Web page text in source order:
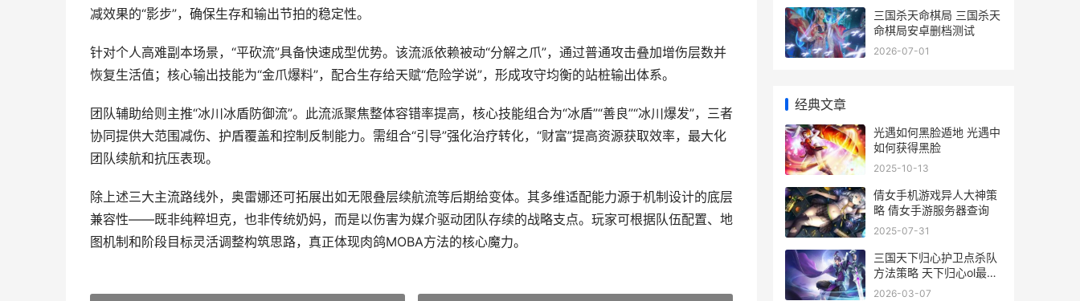
减效果的“影步”，确保生存和输出节拍的稳定性。
针对个人高难副本场景，“平砍流”具备快速成型优势。该流派依赖被动“分解之爪”，通过普通攻击叠加增伤层数并
恢复生活值；核心输出技能为“金爪爆料”，配合生存给天赋“危险学说”，形成攻守均衡的站桩输出体系。
团队辅助给则主推“冰川冰盾防御流”。此流派聚焦整体容错率提高，核心技能组合为“冰盾”“善良”“冰川爆发”，三者
协同提供大范围减伤、护盾覆盖和控制反制能力。需组合“引导”强化治疗转化，“财富”提高资源获取效率，最大化
团队续航和抗压表现。
除上述三大主流路线外，奥雷娜还可拓展出如无限叠层续航流等后期给变体。其多维适配能力源于机制设计的底层
兼容性——既非纯粹坦克，也非传统奶妈，而是以伤害为媒介驱动团队存续的战略支点。玩家可根据队伍配置、地
图机制和阶段目标灵活调整构筑思路，真正体现肉鸽MOBA方法的核心魔力。
三国杀天命棋局 三国杀天
命棋局安卓删档测试
2026-07-01
经典文章
光遇如何黑脸遁地 光遇中
如何获得黑脸
2025-10-13
倩女手机游戏异人大神策
略 倩女手游服务器查询
2025-07-31
三国天下归心护卫点杀队
方法策略 天下归心ol最新
动态
2026-03-07